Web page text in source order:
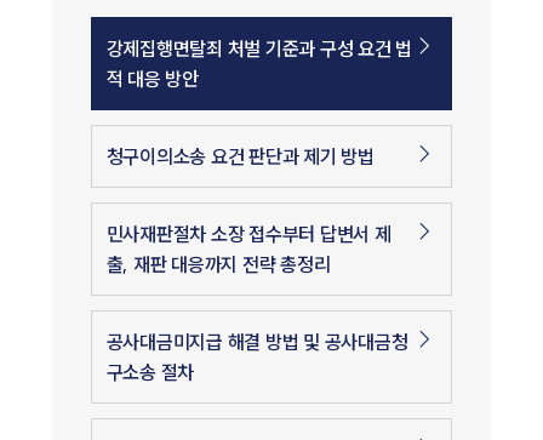
강제집행면탈죄 처벌 기준과 구성 요건 법
적 대응 방안
청구이의소송 요건 판단과 제기 방법
민사재판절차 소장 접수부터 답변서 제
출, 재판 대응까지 전략 총정리
공사대금미지급 해결 방법 및 공사대금청
구소송 절차